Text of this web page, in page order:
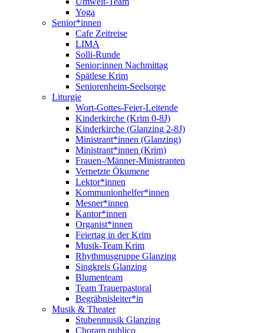
Yoga
Senior*innen
Cafe Zeitreise
LIMA
Solli-Runde
Senior:innen Nachmittag
Spätlese Krim
Seniorenheim-Seelsorge
Liturgie
Wort-Gottes-Feier-Leitende
Kinderkirche (Krim 0-8J)
Kinderkirche (Glanzing 2-8J)
Ministrant*innen (Glanzing)
Ministrant*innen (Krim)
Frauen-/Männer-Ministranten
Vernetzte Ökumene
Lektor*innen
Kommunionhelfer*innen
Mesner*innen
Kantor*innen
Organist*innen
Feiertag in der Krim
Musik-Team Krim
Rhythmusgruppe Glanzing
Singkreis Glanzing
Blumenteam
Team Trauerpastoral
Begräbnisleiter*in
Musik & Theater
Stubenmusik Glanzing
Choram publico